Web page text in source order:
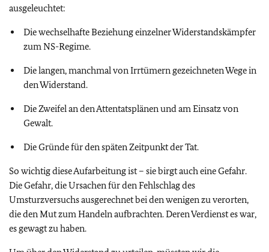
ausgeleuchtet:
Die wechselhafte Beziehung einzelner Widerstandskämpfer
zum NS-Regime.
Die langen, manchmal von Irrtümern gezeichneten Wege in
den Widerstand.
Die Zweifel an den Attentatsplänen und am Einsatz von
Gewalt.
Die Gründe für den späten Zeitpunkt der Tat.
So wichtig diese Aufarbeitung ist – sie birgt auch eine Gefahr.
Die Gefahr, die Ursachen für den Fehlschlag des
Umsturzversuchs ausgerechnet bei den wenigen zu verorten,
die den Mut zum Handeln aufbrachten. Deren Verdienst es war,
es gewagt zu haben.